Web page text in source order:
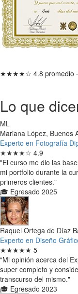
★★★★☆ 4.8 promedio ·
Lo que
ML
Mariana López, Buenos
Experto en Fotografía
★★★★☆ 4.9
"El curso me dio las
mi portfolio durante la
primeros clientes."
🎓 Egresado 2025
Raquel Ortega de Díaz
Experto en Diseño
★★★★★ 5
"Mi opinión acerca del
super completo y
transcurso del mismo."
🎓 Egresado 2023